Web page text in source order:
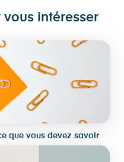
intéresser
que vous devez savoir